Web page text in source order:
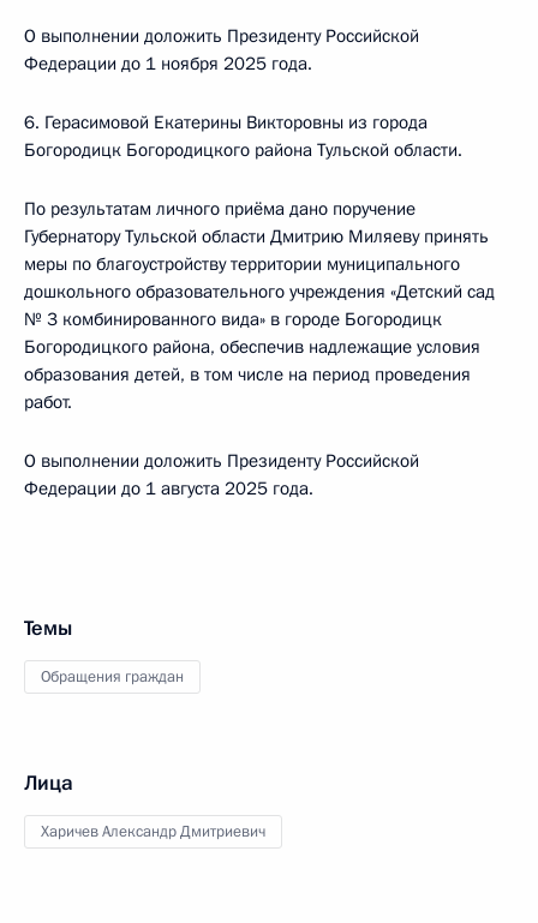
О выполнении доложить Президенту Российской
Федерации до 1 ноября 2025 года.
6. Герасимовой Екатерины Викторовны из города
Богородицк Богородицкого района Тульской области.
По результатам личного приёма дано поручение
Губернатору Тульской области Дмитрию Миляеву принять
меры по благоустройству территории муниципального
дошкольного образовательного учреждения «Детский сад
№ 3 комбинированного вида» в городе Богородицк
Богородицкого района, обеспечив надлежащие условия
образования детей, в том числе на период проведения
работ.
О выполнении доложить Президенту Российской
Федерации до 1 августа 2025 года.
Темы
Обращения граждан
Лица
Харичев Александр Дмитриевич